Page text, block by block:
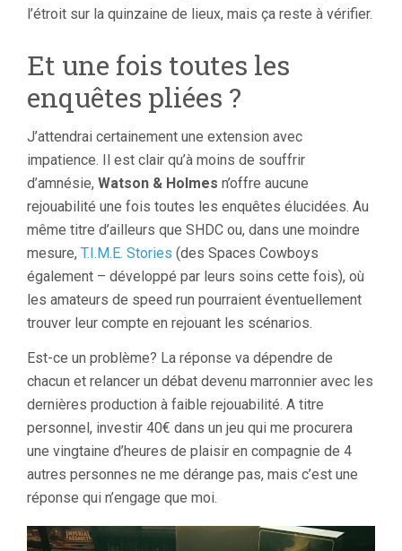
l’étroit sur la quinzaine de lieux, mais ça reste à vérifier.
Et une fois toutes les
enquêtes pliées ?
J’attendrai certainement une extension avec
impatience. Il est clair qu’à moins de souffrir
d’amnésie, Watson & Holmes n’offre aucune
rejouabilité une fois toutes les enquêtes élucidées. Au
même titre d’ailleurs que SHDC ou, dans une moindre
mesure, T.I.M.E. Stories (des Spaces Cowboys
également – développé par leurs soins cette fois), où
les amateurs de speed run pourraient éventuellement
trouver leur compte en rejouant les scénarios.
Est-ce un problème? La réponse va dépendre de
chacun et relancer un débat devenu marronnier avec les
dernières production à faible rejouabilité. A titre
personnel, investir 40€ dans un jeu qui me procurera
une vingtaine d’heures de plaisir en compagnie de 4
autres personnes ne me dérange pas, mais c’est une
réponse qui n’engage que moi.